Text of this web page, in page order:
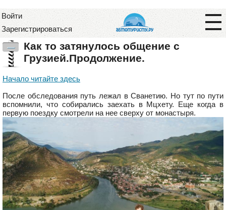
Войти
Зарегистрироваться
—
Как то затянулось общение с
Грузией.Продолжение.
Начало читайте здесь
После обследования путь лежал в Сванетию. Но тут по пути
вспомнили, что собирались заехать в Мцхету. Еще когда в
первую поездку смотрели на нее сверху от монастыря.